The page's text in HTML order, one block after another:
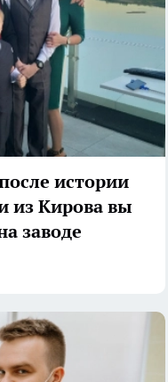
истории
из Кирова вы
заводе